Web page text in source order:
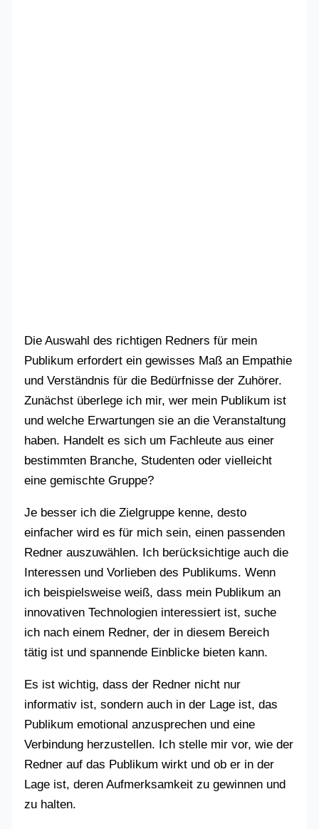
Die Auswahl des richtigen Redners für mein
Publikum erfordert ein gewisses Maß an Empathie
und Verständnis für die Bedürfnisse der Zuhörer.
Zunächst überlege ich mir, wer mein Publikum ist
und welche Erwartungen sie an die Veranstaltung
haben. Handelt es sich um Fachleute aus einer
bestimmten Branche, Studenten oder vielleicht
eine gemischte Gruppe?
Je besser ich die Zielgruppe kenne, desto
einfacher wird es für mich sein, einen passenden
Redner auszuwählen. Ich berücksichtige auch die
Interessen und Vorlieben des Publikums. Wenn
ich beispielsweise weiß, dass mein Publikum an
innovativen Technologien interessiert ist, suche
ich nach einem Redner, der in diesem Bereich
tätig ist und spannende Einblicke bieten kann.
Es ist wichtig, dass der Redner nicht nur
informativ ist, sondern auch in der Lage ist, das
Publikum emotional anzusprechen und eine
Verbindung herzustellen. Ich stelle mir vor, wie der
Redner auf das Publikum wirkt und ob er in der
Lage ist, deren Aufmerksamkeit zu gewinnen und
zu halten.